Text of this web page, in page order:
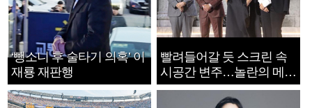
‘뺑소니 후 술타기 의혹’ 이
재룡 재판행
빨려들어갈 듯 스크린 속
시공간 변주…놀란의 메시
지는 ‘전쟁 속죄’